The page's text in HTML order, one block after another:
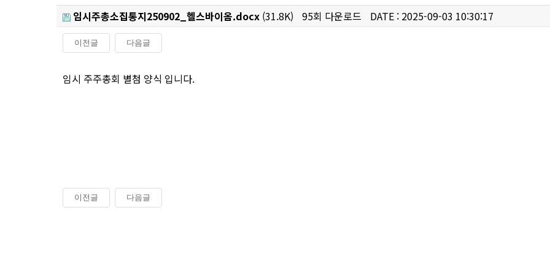
임시주총소집통지250902_헬스바이옴.docx (31.8K) 95회 다운로드 DATE : 2025-09-03 10:30:17
이전글 다음글
본문
임시 주주총회 별첨 양식 입니다.
이전글 다음글